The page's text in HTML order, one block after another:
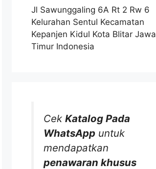
Jl Sawunggaling 6A Rt 2 Rw 6
Kelurahan Sentul Kecamatan
Kepanjen Kidul Kota Blitar Jawa
Timur Indonesia
Cek Katalog Pada
WhatsApp untuk
mendapatkan
penawaran khusus